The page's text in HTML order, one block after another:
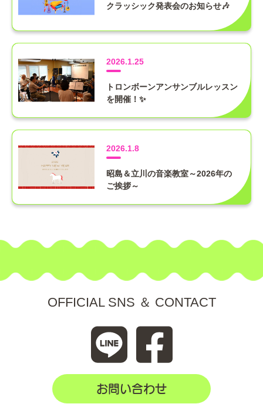
クラッシック発表会のお知らせ🎶
2026.1.25
トロンボーンアンサンブルレッスン
を開催！✨
2026.1.8
昭島＆立川の音楽教室～2026年の
ご挨拶～
OFFICIAL SNS ＆ CONTACT
お問い合わせ